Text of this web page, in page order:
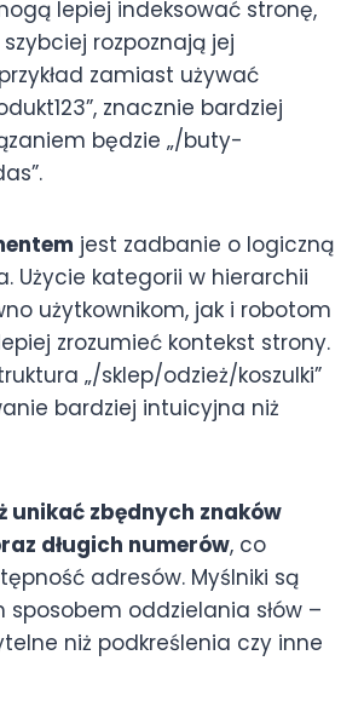
lepiej indeksować stronę,
rozpoznają jej
zamiast używać
znacznie bardziej
będzie „/buty-
jest zadbanie o logiczną
Użycie kategorii w hierarchii
użytkownikom, jak i robotom
zrozumieć kontekst strony.
„/sklep/odzież/koszulki”
bardziej intuicyjna niż
unikać zbędnych znaków
długich numerów, co
adresów. Myślniki są
oddzielania słów –
niż podkreślenia czy inne